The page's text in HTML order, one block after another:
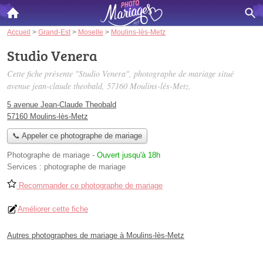
Accueil > Grand-Est > Moselle > Moulins-lès-Metz
Studio Venera
Cette fiche présente "Studio Venera", photographe de mariage situé
avenue jean-claude theobald, 57160 Moulins-lès-Metz.
5 avenue Jean-Claude Theobald
57160 Moulins-lès-Metz
📞 Appeler ce photographe de mariage
Photographe de mariage - Ouvert jusqu'à 18h
Services : photographe de mariage
Recommander ce photographe de mariage
Améliorer cette fiche
Autres photographes de mariage à Moulins-lès-Metz